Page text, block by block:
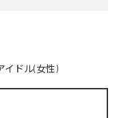
イドル(女性)